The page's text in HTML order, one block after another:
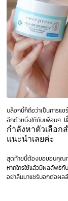
บล็อกนี้ก็ถือว่าเป็นการแ
อีกตัวหนึ่งให้กับเพื่อนๆ
กำลังหาตัวเลือก
แนะนำเลยค่ะ
สุดท้ายนี้ต้องขอขอบคุณ
หากใครใช้แล้วมีผลลัพธ์กั
อย่าลืมมาแชร์บอกต่อผล